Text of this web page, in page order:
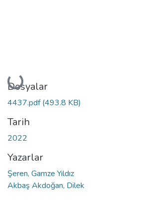
Yükleniyor...
Dosyalar
4437.pdf(493.8 KB)
Tarih
2022
Yazarlar
Şeren, Gamze Yıldız
Akbaş Akdoğan, Dilek